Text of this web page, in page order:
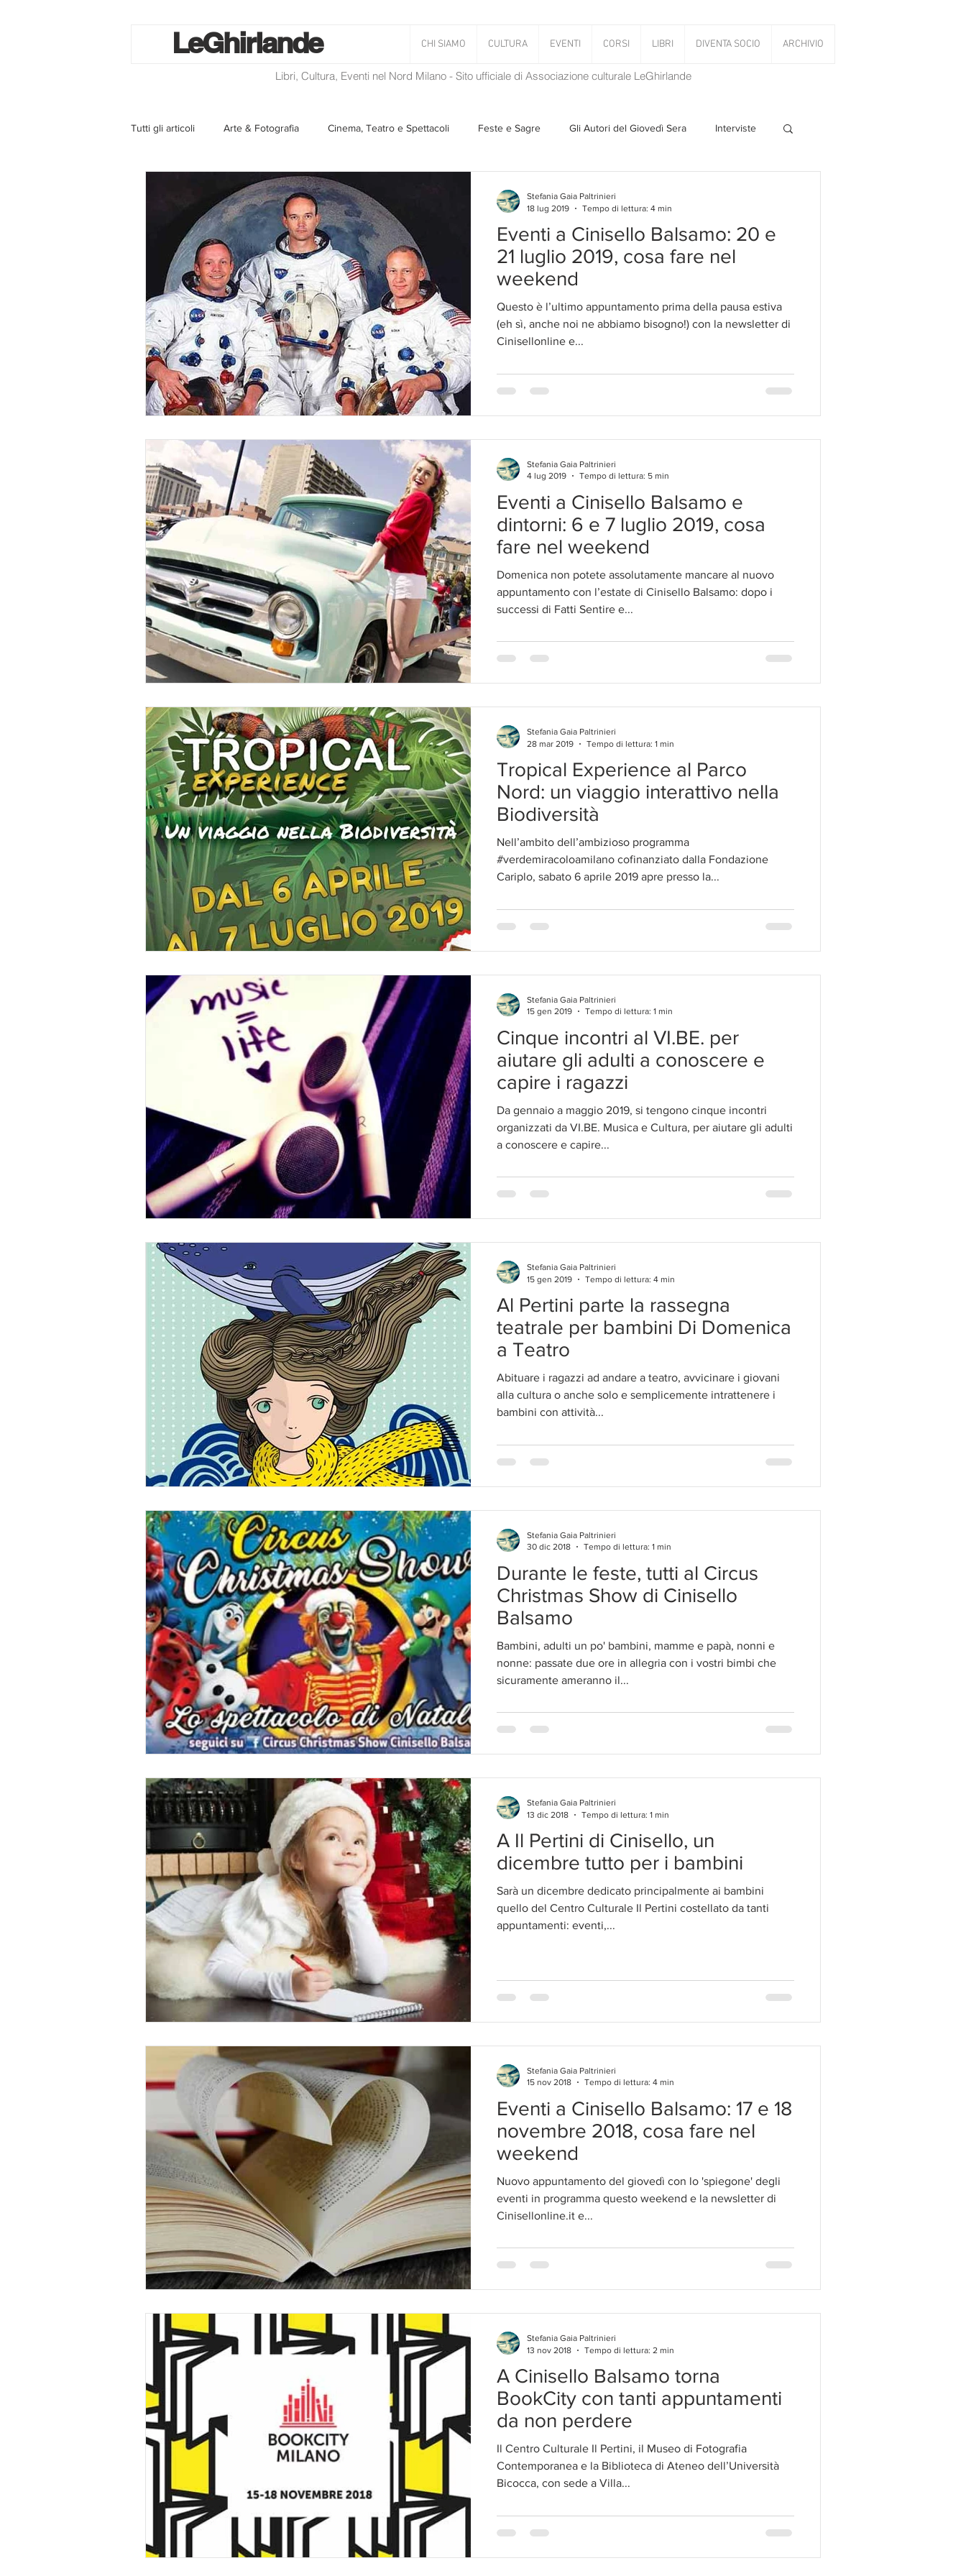
CHI SIAMO CULTURA EVENTI CORSI LIBRI DIVENTA SOCIO ARCHIVIO
LeGhirlande
Libri, Cultura, Eventi nel Nord Milano - Sito ufficiale di Associazione culturale LeGhirlande
Tutti gli articoli Arte & Fotografia Cinema, Teatro e Spettacoli Feste e Sagre Gli Autori del Giovedì Sera Interviste
La lotteria degli scontrini Libri Musica
Eventi ed iniziative Utilità Il Blog di Mirabilis Salvaguardia dell'ambiente Ambiente PanettoniAMOCi
Homepage Progetti CiniZEN
Eventi a Cinisello Balsamo: 20 e
21 luglio 2019, cosa fare nel
weekend
Questo è l’ultimo appuntamento prima della pausa estiva
(eh sì, anche noi ne abbiamo bisogno!) con la newsletter di
Cinisellonline e...
Stefania Gaia Paltrinieri
18 lug 2019
Tempo di lettura: 4 min
Eventi a Cinisello Balsamo e
dintorni: 6 e 7 luglio 2019, cosa
fare nel weekend
Domenica non potete assolutamente mancare al nuovo
appuntamento con l’estate di Cinisello Balsamo: dopo i
successi di Fatti Sentire e...
Stefania Gaia Paltrinieri
4 lug 2019
Tempo di lettura: 5 min
Tropical Experience al Parco
Nord: un viaggio interattivo nella
Biodiversità
Nell’ambito dell’ambizioso programma
#verdemiracoloamilano cofinanziato dalla Fondazione
Cariplo, sabato 6 aprile 2019 apre presso la...
Stefania Gaia Paltrinieri
28 mar 2019
Tempo di lettura: 1 min
Cinque incontri al VI.BE. per
aiutare gli adulti a conoscere e
capire i ragazzi
Da gennaio a maggio 2019, si tengono cinque incontri
organizzati da VI.BE. Musica e Cultura, per aiutare gli adulti
a conoscere e capire...
Stefania Gaia Paltrinieri
15 gen 2019
Tempo di lettura: 1 min
Al Pertini parte la rassegna
teatrale per bambini Di Domenica
a Teatro
Abituare i ragazzi ad andare a teatro, avvicinare i giovani
alla cultura o anche solo e semplicemente intrattenere i
bambini con attività...
Stefania Gaia Paltrinieri
15 gen 2019
Tempo di lettura: 4 min
Durante le feste, tutti al Circus
Christmas Show di Cinisello
Balsamo
Bambini, adulti un po' bambini, mamme e papà, nonni e
nonne: passate due ore in allegria con i vostri bimbi che
sicuramente ameranno il...
Stefania Gaia Paltrinieri
30 dic 2018
Tempo di lettura: 1 min
A Il Pertini di Cinisello, un
dicembre tutto per i bambini
Sarà un dicembre dedicato principalmente ai bambini
quello del Centro Culturale Il Pertini costellato da tanti
appuntamenti: eventi,...
Stefania Gaia Paltrinieri
13 dic 2018
Tempo di lettura: 1 min
Eventi a Cinisello Balsamo: 17 e 18
novembre 2018, cosa fare nel
weekend
Nuovo appuntamento del giovedì con lo 'spiegone' degli
eventi in programma questo weekend e la newsletter di
Cinisellonline.it e...
Stefania Gaia Paltrinieri
15 nov 2018
Tempo di lettura: 4 min
A Cinisello Balsamo torna
BookCity con tanti appuntamenti
da non perdere
Il Centro Culturale Il Pertini, il Museo di Fotografia
Contemporanea e la Biblioteca di Ateneo dell’Università
Bicocca, con sede a Villa...
Stefania Gaia Paltrinieri
13 nov 2018
Tempo di lettura: 2 min